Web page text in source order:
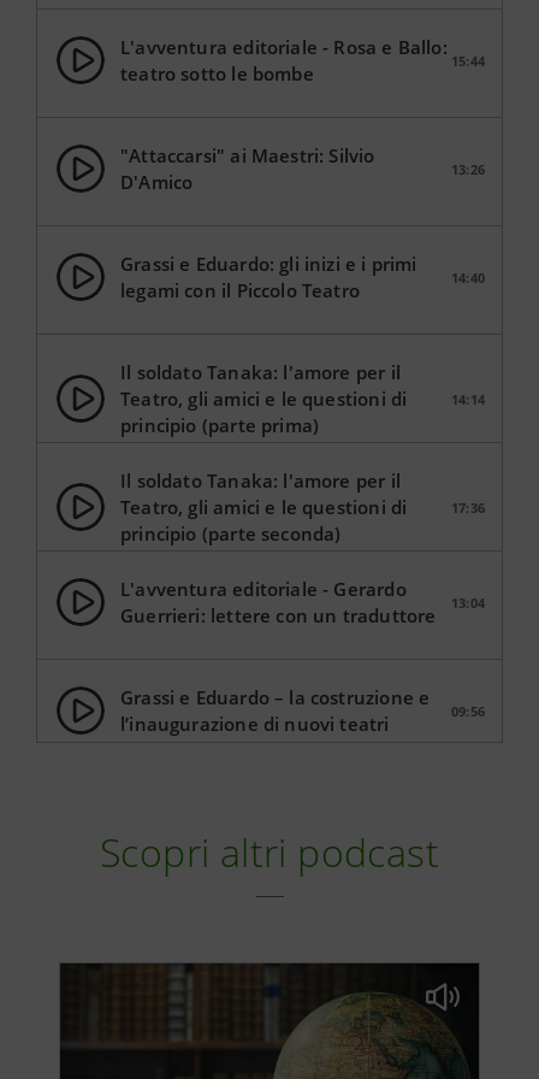
L'avventura editoriale - Rosa e Ballo:
teatro sotto le bombe
15:44
"Attaccarsi" ai Maestri: Silvio
D'Amico
13:26
Grassi e Eduardo: gli inizi e i primi
legami con il Piccolo Teatro
14:40
Il soldato Tanaka: l'amore per il
Teatro, gli amici e le questioni di
principio (parte prima)
14:14
Il soldato Tanaka: l'amore per il
Teatro, gli amici e le questioni di
principio (parte seconda)
17:36
L'avventura editoriale - Gerardo
Guerrieri: lettere con un traduttore
13:04
Grassi e Eduardo – la costruzione e
l’inaugurazione di nuovi teatri
09:56
Lamberto Jori (Parte prima)
L'avventura editoriale - Lucio Ridenti
e il Dramma
10:52
Scopri altri podcast